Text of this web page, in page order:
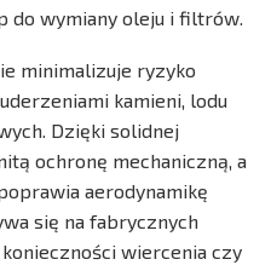
do wymiany oleju i filtrów.
minimalizuje ryzyko
kamieni, lodu
Dzięki solidnej
ochronę mechaniczną, a
aerodynamikę
się na fabrycznych
wiercenia czy